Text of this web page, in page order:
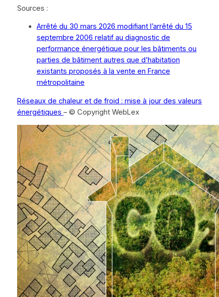
Sources :
Arrêté du 30 mars 2026 modifiant l’arrêté du 15
septembre 2006 relatif au diagnostic de
performance énergétique pour les bâtiments ou
parties de bâtiment autres que d’habitation
existants proposés à la vente en France
métropolitaine
Réseaux de chaleur et de froid : mise à jour des valeurs
énergétiques – © Copyright WebLex